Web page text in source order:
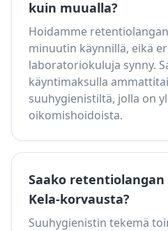
kuin muualla?
Hoidamme
minuutin käynnillä, eikä
laboratoriokuluja synny.
käyntimaksulla
suuhygienistiltä, jolla on
oikomishoidoista.
Saako
Kela-korvausta?
Suuhygienistin tekemä